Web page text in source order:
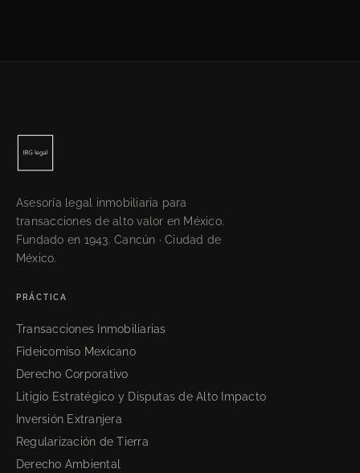
Asesoría legal inmobiliaria para
transacciones de alto valor en México.
Fundado en 1943. Cancún · Ciudad de
México.
PRÁCTICA
Transacciones Inmobiliarias
Fideicomiso Mexicano
Derecho Corporativo
Litigio Estratégico y Disputas de Alto Impacto
Inversión Extranjera
Regularización de Tierra
Derecho Ambiental